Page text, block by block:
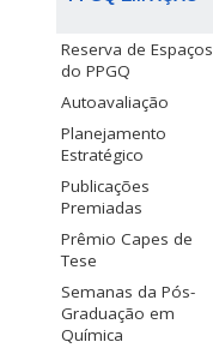
Reserva de Espaços
do PPGQ
Autoavaliação
Planejamento
Estratégico
Publicações
Premiadas
Prêmio Capes de
Tese
Semanas da Pós-
Graduação em
Química